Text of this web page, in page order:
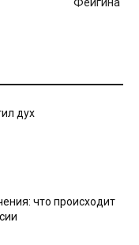
дух
что происходит